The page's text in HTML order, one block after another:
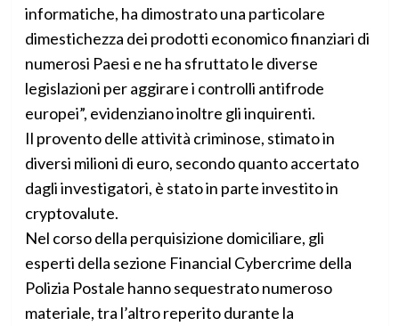
informatiche, ha dimostrato una particolare
dimestichezza dei prodotti economico finanziari di
numerosi Paesi e ne ha sfruttato le diverse
legislazioni per aggirare i controlli antifrode
europei”, evidenziano inoltre gli inquirenti.
Il provento delle attività criminose, stimato in
diversi milioni di euro, secondo quanto accertato
dagli investigatori, è stato in parte investito in
cryptovalute.
Nel corso della perquisizione domiciliare, gli
esperti della sezione Financial Cybercrime della
Polizia Postale hanno sequestrato numeroso
materiale, tra l’altro reperito durante la